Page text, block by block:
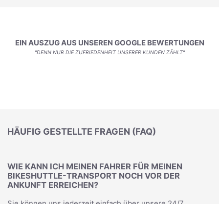
EIN AUSZUG AUS UNSEREN GOOGLE BEWERTUNGEN
"DENN NUR DIE ZUFRIEDENHEIT UNSERER KUNDEN ZÄHLT"
HÄUFIG GESTELLTE FRAGEN (FAQ)
WIE KANN ICH MEINEN FAHRER FÜR MEINEN
BIKESHUTTLE-TRANSPORT NOCH VOR DER
ANKUNFT ERREICHEN?